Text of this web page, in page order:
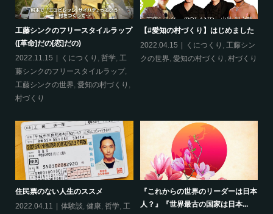
工藤シンクのフリースタイルラップ
([革命]だの[恋]だの)
2022.11.15
くにつくり , 哲学, 工
藤シンクのフリースタイルラップ,
工藤シンクの世界, 愛知の村づくり ,
村づくり
【#愛知の村づくり】はじめました
2022.04.15
くにつくり , 工藤シン
クの世界, 愛知の村づくり , 村づくり
住民票のない人生のススメ
2022.04.11
体験談, 健康, 哲学, 工
『これからの世界のリーダーは日本
人？』『世界最古の国家は日本...